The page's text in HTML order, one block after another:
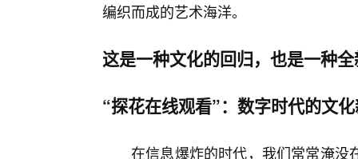
编织而成的艺术海洋。
这是一种文化的回归，也是一种
“探花在线观看”：数字时代的文
在信息爆炸的时代，我们常常淹没